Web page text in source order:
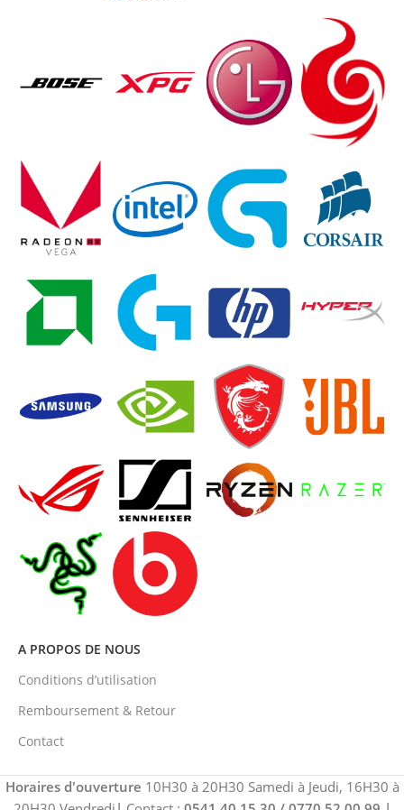
A PROPOS DE NOUS
Conditions d’utilisation
Remboursement & Retour
Contact
Horaires d'ouverture 10H30 à 20H30 Samedi à Jeudi, 16H30 à